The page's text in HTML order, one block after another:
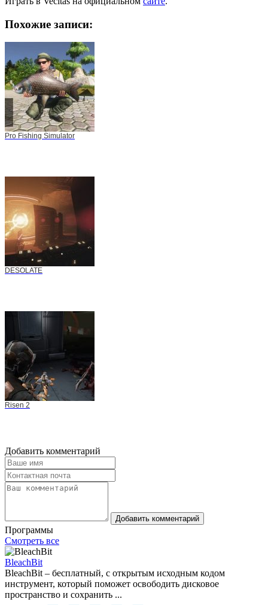
Похожие записи:
Pro Fishing Simulator
DESOLATE
Risen 2
Добавить комментарий
Добавить комментарий
Программы
Смотреть все
BleachBit
BleachBit – бесплатный, с открытым исходным кодом
инструмент, который поможет освободить дисковое
пространство и сохранить ...